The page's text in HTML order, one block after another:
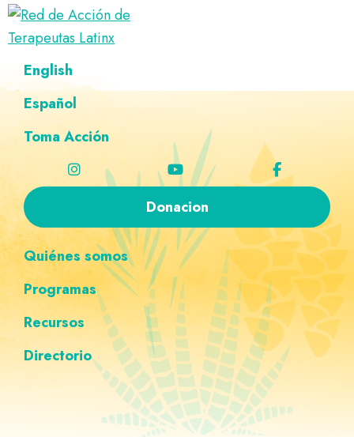
Saltar
navegación
principal
Ir
al
principal
Saltar
al
página
Saltar
navegación
personalizada
Red
de
Acción
de
Latinx
Directorio
terapeutas
Latinx
English
Español
Toma Acción
Donacion
Quiénes somos
Programas
Recursos
Directorio